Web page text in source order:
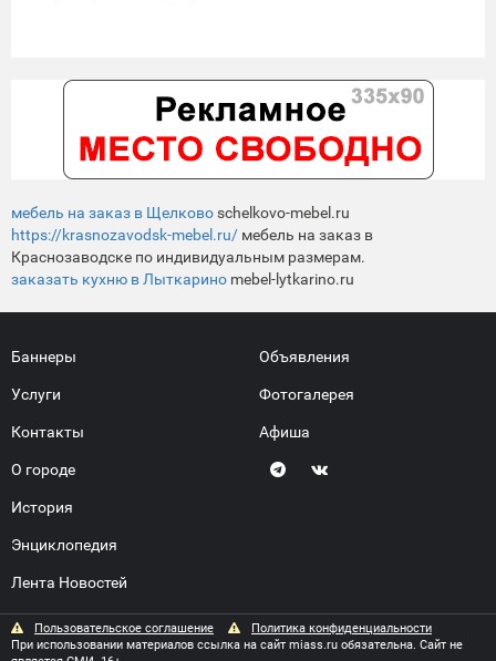
мебель на заказ в Щелковоschelkovo-mebel.ru
https://krasnozavodsk-mebel.ru/ мебель на заказ в
Краснозаводске по индивидуальным размерам.
заказать кухню в Лыткарино mebel-lytkarino.ru
Баннеры
Услуги
Контакты
О городе
История
Энциклопедия
Лента Новостей
Объявления
Фотогалерея
Афиша
Пользовательское соглашение
Политика конфиденциальности
При использовании материалов ссылка на сайт miass.ru обязательна. Сайт не